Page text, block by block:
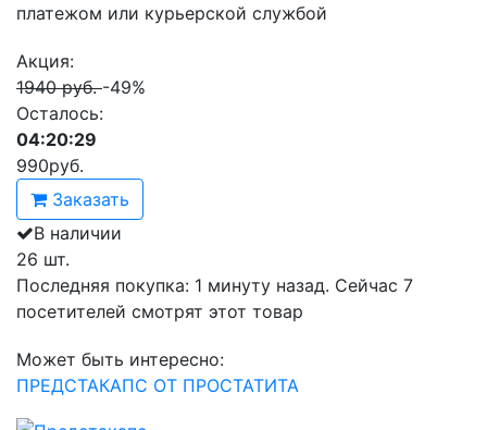
платежом или курьерской службой
Акция:
1940 руб.-49%
Осталось:
04:20:29
990руб.
Заказать
В наличии
26 шт.
Последняя покупка: 1 минуту назад. Сейчас 7
посетителей смотрят этот товар
Может быть интересно:
ПРЕДСТАКАПС ОТ ПРОСТАТИТА